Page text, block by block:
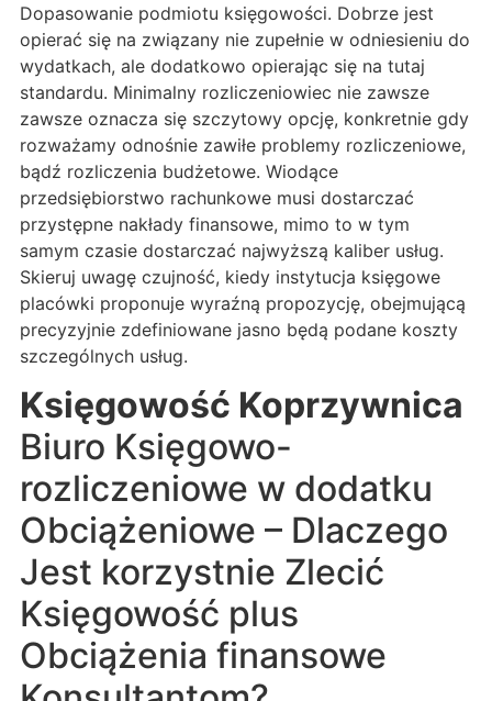
Dopasowanie podmiotu księgowości. Dobrze jest
opierać się na związany nie zupełnie w odniesieniu do
wydatkach, ale dodatkowo opierając się na tutaj
standardu. Minimalny rozliczeniowiec nie zawsze
zawsze oznacza się szczytowy opcję, konkretnie gdy
rozważamy odnośnie zawiłe problemy rozliczeniowe,
bądź rozliczenia budżetowe. Wiodące
przedsiębiorstwo rachunkowe musi dostarczać
przystępne nakłady finansowe, mimo to w tym
samym czasie dostarczać najwyższą kaliber usług.
Skieruj uwagę czujność, kiedy instytucja księgowe
placówki proponuje wyraźną propozycję, obejmującą
precyzyjnie zdefiniowane jasno będą podane koszty
szczególnych usług.
Księgowość Koprzywnica
Biuro Księgowo-
rozliczeniowe w dodatku
Obciążeniowe – Dlaczego
Jest korzystnie Zlecić
Księgowość plus
Obciążenia finansowe